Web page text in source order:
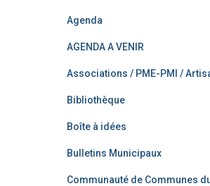
Agenda
AGENDA A VENIR
Associations / PME-PMI /
Bibliothèque
Boîte à idées
Bulletins Municipaux
Communauté de Communes